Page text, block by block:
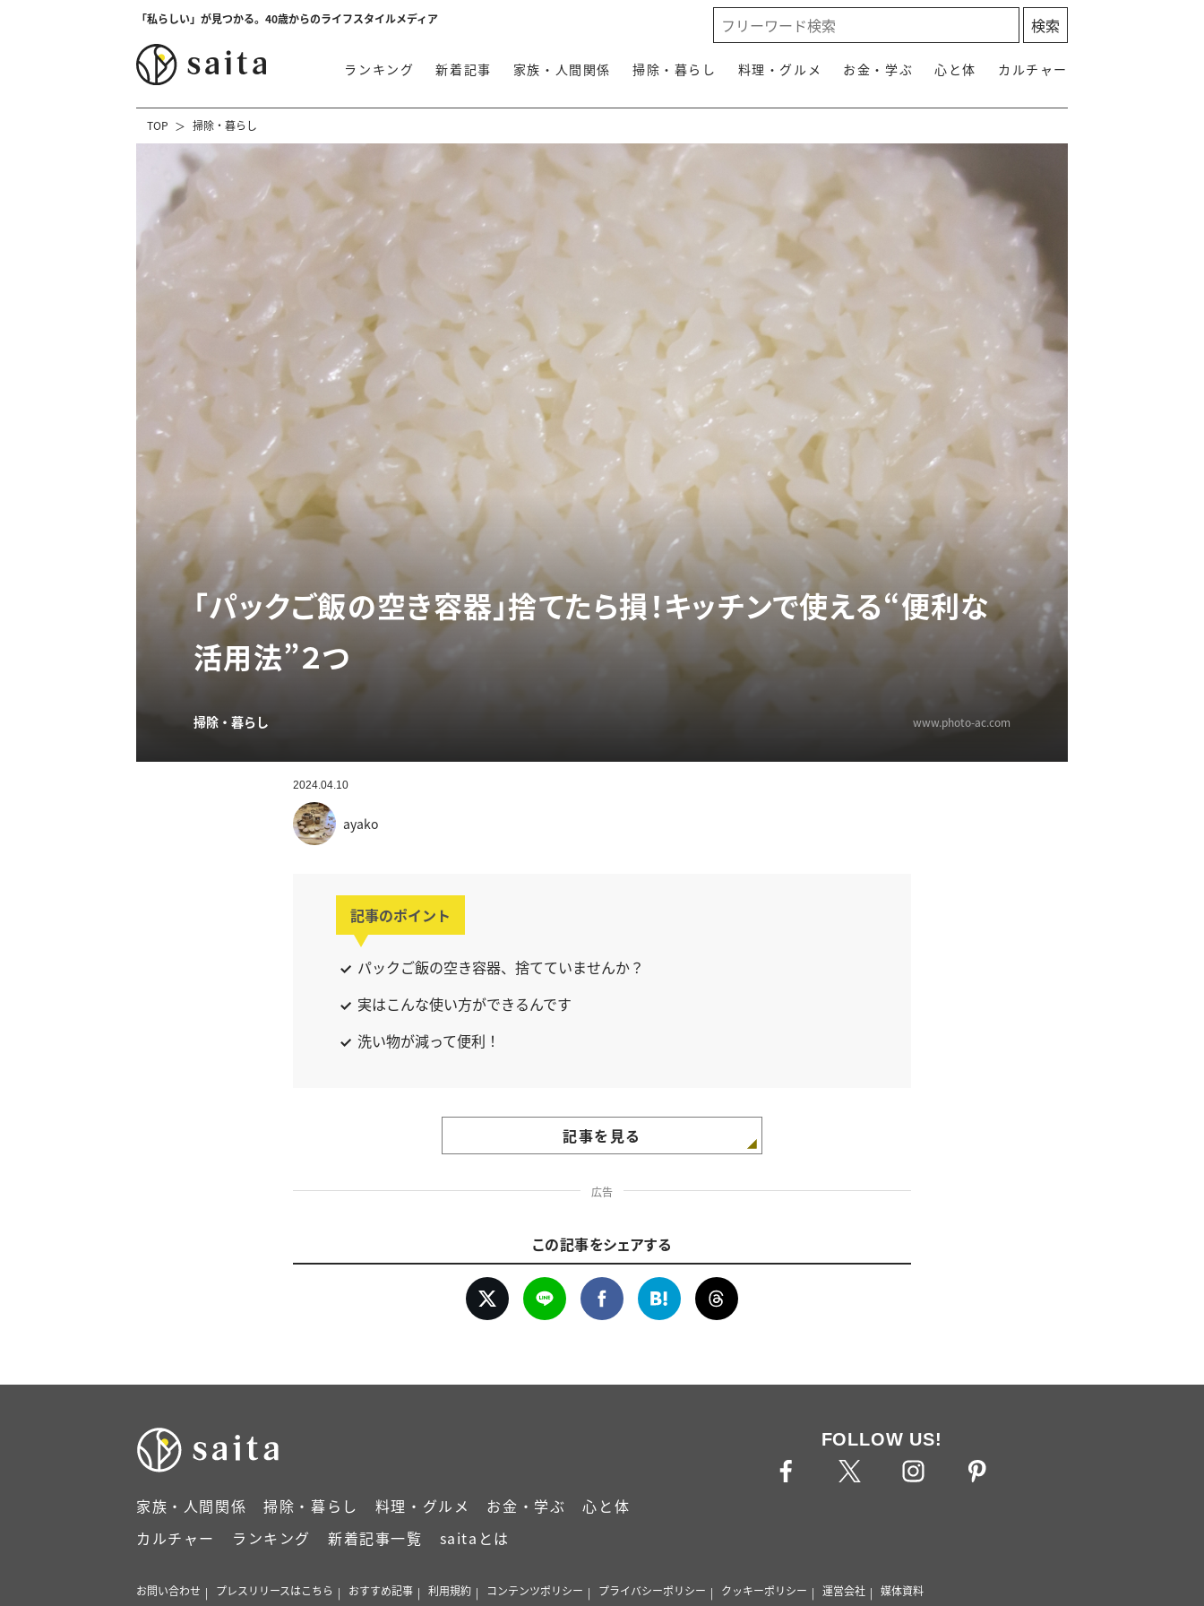
「私らしい」が見つかる。40歳からのライフスタイルメディア
ランキング 新着記事 家族・人間関係 掃除・暮らし 料理・グルメ お金・学ぶ 心と体 カルチャー
TOP 掃除・暮らし
「パックご飯の空き容器」捨てたら損！キッチンで使える“便利な
活用法”２つ
掃除・暮らし www.photo-ac.com
2024.04.10
ayako
記事のポイント
パックご飯の空き容器、捨てていませんか？
実はこんな使い方ができるんです
洗い物が減って便利！
記事を見る
広告
この記事をシェアする
家族・人間関係 掃除・暮らし 料理・グルメ お金・学ぶ
心と体
カルチャー
ランキング 新着記事一覧 saitaとは
FOLLOW US!
お問い合わせ プレスリリースはこちら おすすめ記事 利用規約 コンテンツポリシー プライバシーポリシー クッキーポリシー 運営会社 媒体資料